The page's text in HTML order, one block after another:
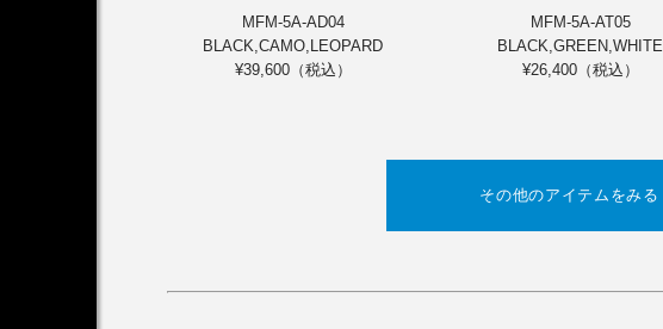
MFM-5A-AD04
BLACK,CAMO,LEOPARD
¥39,600（税込）
MFM-5A-AT05
BLACK,GREEN,WHITE
¥26,400（税込）
その他のアイテムをみる